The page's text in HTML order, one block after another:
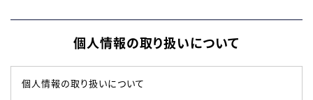
個人情報の取り扱いについて
個人情報の取り扱いについて